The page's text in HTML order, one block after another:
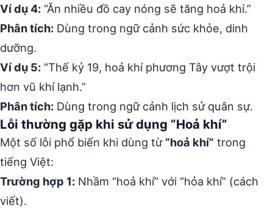
Ví dụ 4: “Ăn nhiều đồ cay nóng sẽ tăng hoả khí.”
Phân tích: Dùng trong ngữ cảnh sức khỏe, dinh
dưỡng.
Ví dụ 5: “Thế kỷ 19, hoả khí phương Tây vượt trội
hơn vũ khí lạnh.”
Phân tích: Dùng trong ngữ cảnh lịch sử quân sự.
Lỗi thường gặp khi sử dụng “Hoả khí”
Một số lỗi phổ biến khi dùng từ “hoả khí” trong
tiếng Việt:
Trường hợp 1: Nhầm “hoả khí” với “hỏa khí” (cách
viết).